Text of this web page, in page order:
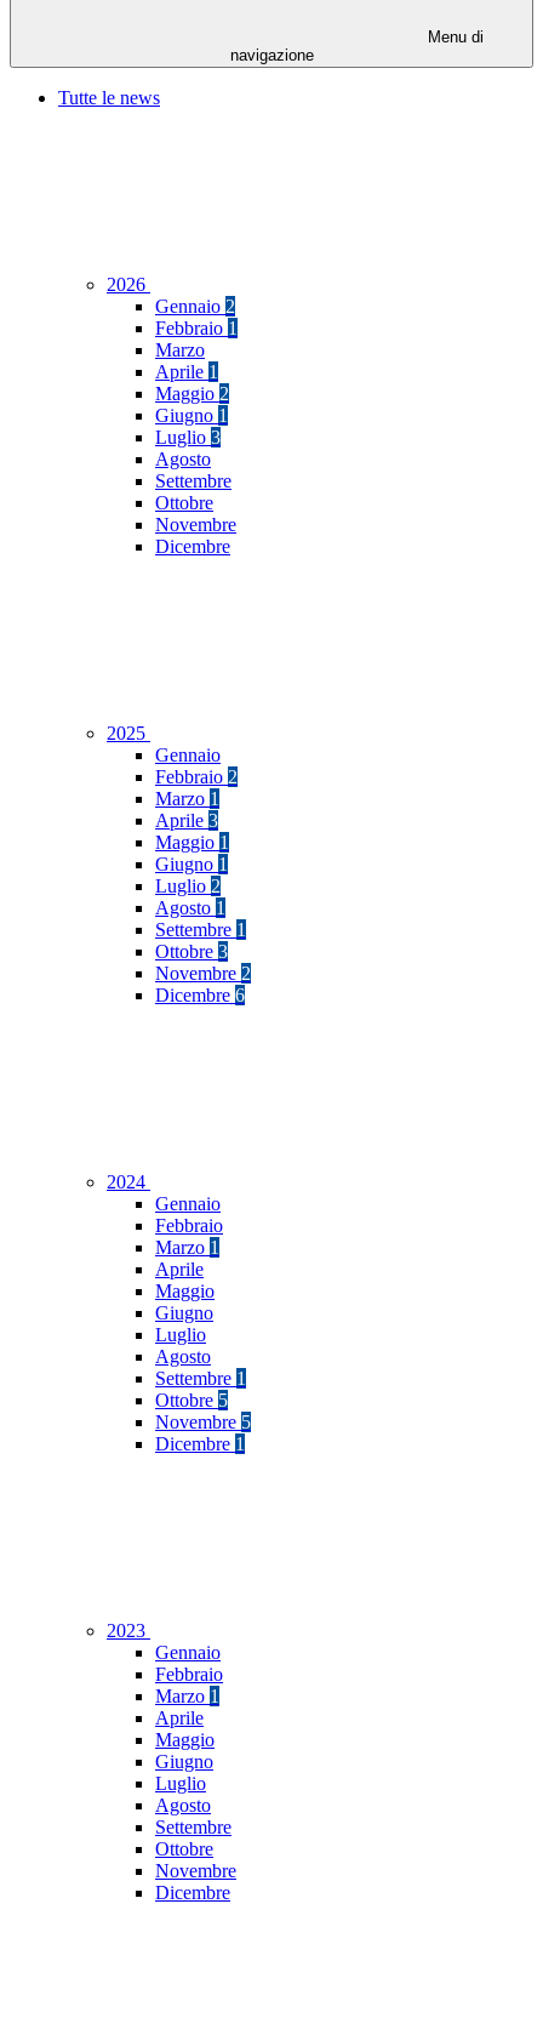
Menu di
navigazione
Tutte le news
2026
Gennaio 2
Febbraio 1
Marzo
Aprile 1
Maggio 2
Giugno 1
Luglio 3
Agosto
Settembre
Ottobre
Novembre
Dicembre
2025
Gennaio
Febbraio 2
Marzo 1
Aprile 3
Maggio 1
Giugno 1
Luglio 2
Agosto 1
Settembre 1
Ottobre 3
Novembre 2
Dicembre 6
2024
Gennaio
Febbraio
Marzo 1
Aprile
Maggio
Giugno
Luglio
Agosto
Settembre 1
Ottobre 5
Novembre 5
Dicembre 1
2023
Gennaio
Febbraio
Marzo 1
Aprile
Maggio
Giugno
Luglio
Agosto
Settembre
Ottobre
Novembre
Dicembre